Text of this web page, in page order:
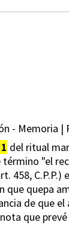
- Memoria
del ritual
término "el
458,
quepa
de que
que